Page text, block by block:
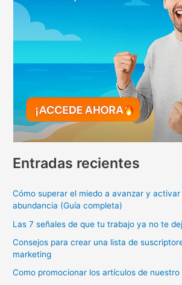
Entradas recientes
Cómo superar el miedo a avanzar y
abundancia (Guía completa)
Las 7 señales de que tu trabajo ya no te
Consejos para crear una lista de
marketing
Como promocionar los artículos de nuestro